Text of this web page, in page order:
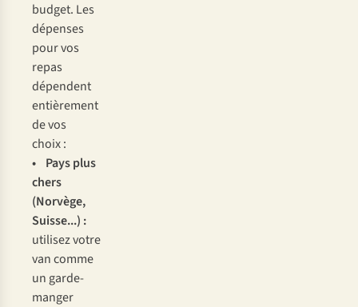
budget. Les
dépenses
pour vos
repas
dépendent
entièrement
de vos
choix :
• Pays plus
chers
(Norvège,
Suisse...) :
utilisez votre
van comme
un garde-
manger